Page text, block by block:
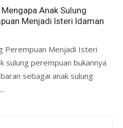
Mengapa Anak Sulung
Menjadi Isteri Idaman
Perempuan Menjadi Isteri
sulung perempuan bukannya
sebagai anak sulung